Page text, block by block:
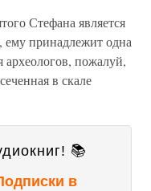
Стефана является
ему принадлежит одна
пожалуй,
в скале
📚
в